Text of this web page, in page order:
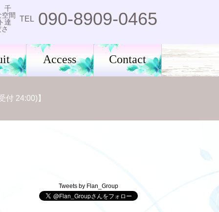
千
間
達
TEL 090-8909-0465
Access Contact
24:00)】
Tweets by Flan_Group